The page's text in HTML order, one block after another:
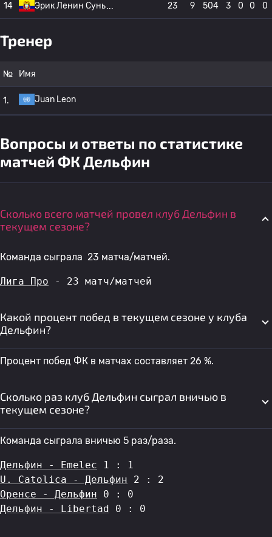
14 Эрик Ленин Сунь 23 9 504 3 0 0 0
Тренер
№ Имя
1. Juan Leon
Вопросы и ответы по статистике
матчей ФК Дельфин
Сколько всего матчей провел клуб Дельфин в
текущем сезоне?
Команда сыграла 23 матча/матчей.
Лига Про - 23 матч/матчей
Какой процент побед в текущем сезоне у клуба
Дельфин?
Процент побед ФК в матчах составляет 26 %.
Сколько раз клуб Дельфин сыграл вничью в
текущем сезоне?
Команда сыграла вничью 5 раз/раза.
Дельфин - Emelec 1 : 1
U. Catolica - Дельфин 2 : 2
Оренсе - Дельфин 0 : 0
Дельфин - Libertad 0 : 0